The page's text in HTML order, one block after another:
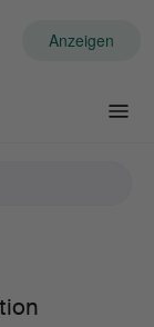
Anzeigen